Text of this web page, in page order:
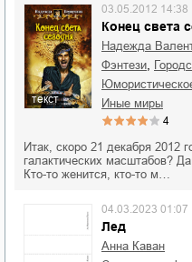
текст
Конец света
03.05.2012 14:38
Надежда
фэнтези
иные миры
4
Итак, скоро 21 декабря 2012
галактических масштабов?
Кто-то женится, кто-то м…
Лед
04.03.2023 01:07
Анна Каван